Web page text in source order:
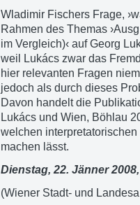
Wladimir Fischers Frage,
Rahmen des Themas
im Vergleich)‹ auf Georg
weil Lukács zwar das
hier relevanten Fragen
jedoch als durch dieses
Davon handelt die
Lukács und Wien, Böhlau
welchen
machen lässt.
Dienstag, 22. Jänner
(Wiener Stadt- und